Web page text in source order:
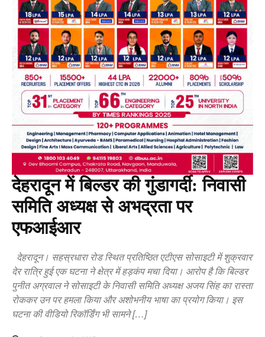
देहरादून में बिल्डर की गुंडागर्दी: निवासी
समिति अध्यक्ष से अभद्रता पर
एफआईआर
देहरादून। सहस्रधारा रोड स्थित प्रतिष्ठित एटीएस सोसाइटी में शुक्रवार
देर रात्रि हुई एक घटना ने क्षेत्र में हड़कंप मचा दिया। आरोप है कि बिल्डर
पुनीत अग्रवाल ने सोसाइटी के निवासी समिति अध्यक्ष अजय सिंह का रास्ता
रोककर उन पर हमला किया और अशोभनीय भाषा का प्रयोग किया। इस
घटना की वीडियो रिकॉर्डिंग भी सामने […]